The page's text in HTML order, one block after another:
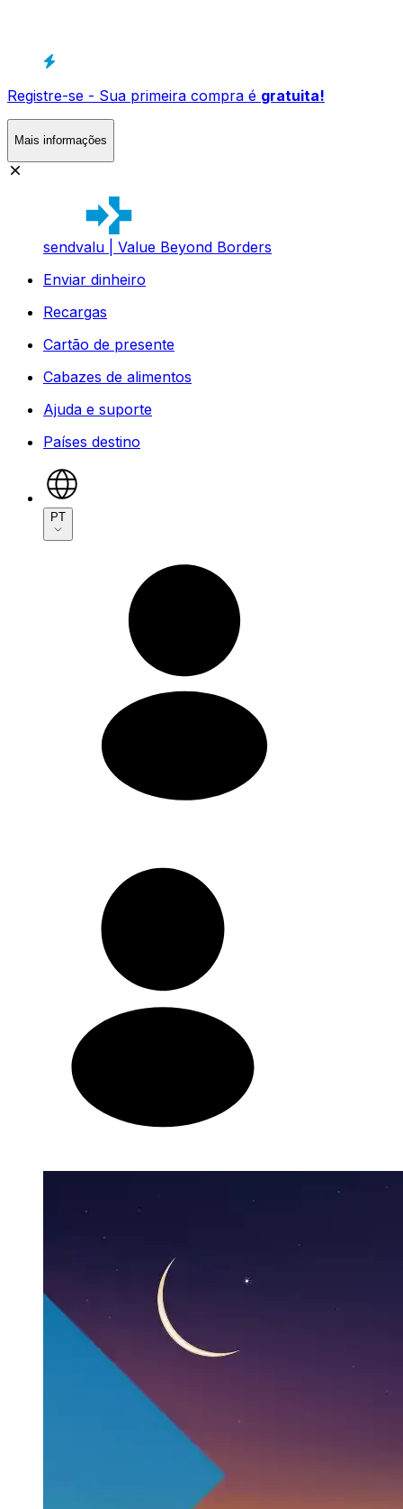
Registre-se - Sua primeira compra é gratuita!
Mais informações
sendvalu | Value Beyond Borders
Enviar dinheiro
Recargas
Cartão de presente
Cabazes de alimentos
Ajuda e suporte
Países destino
PT